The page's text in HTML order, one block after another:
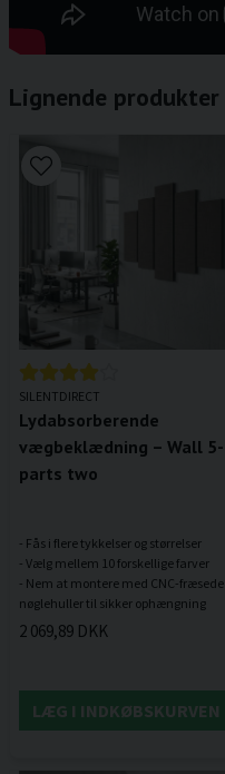
Lignende produkter
SILENTDIRECT
Lydabsorberende
vægbeklædning – Wall 5-
parts two
- Fås i flere tykkelser og størrelser
- Vælg mellem 10 forskellige farver
- Nem at montere med CNC-fræsede
2 069,89 DKK
LÆG I INDKØBSKURVEN